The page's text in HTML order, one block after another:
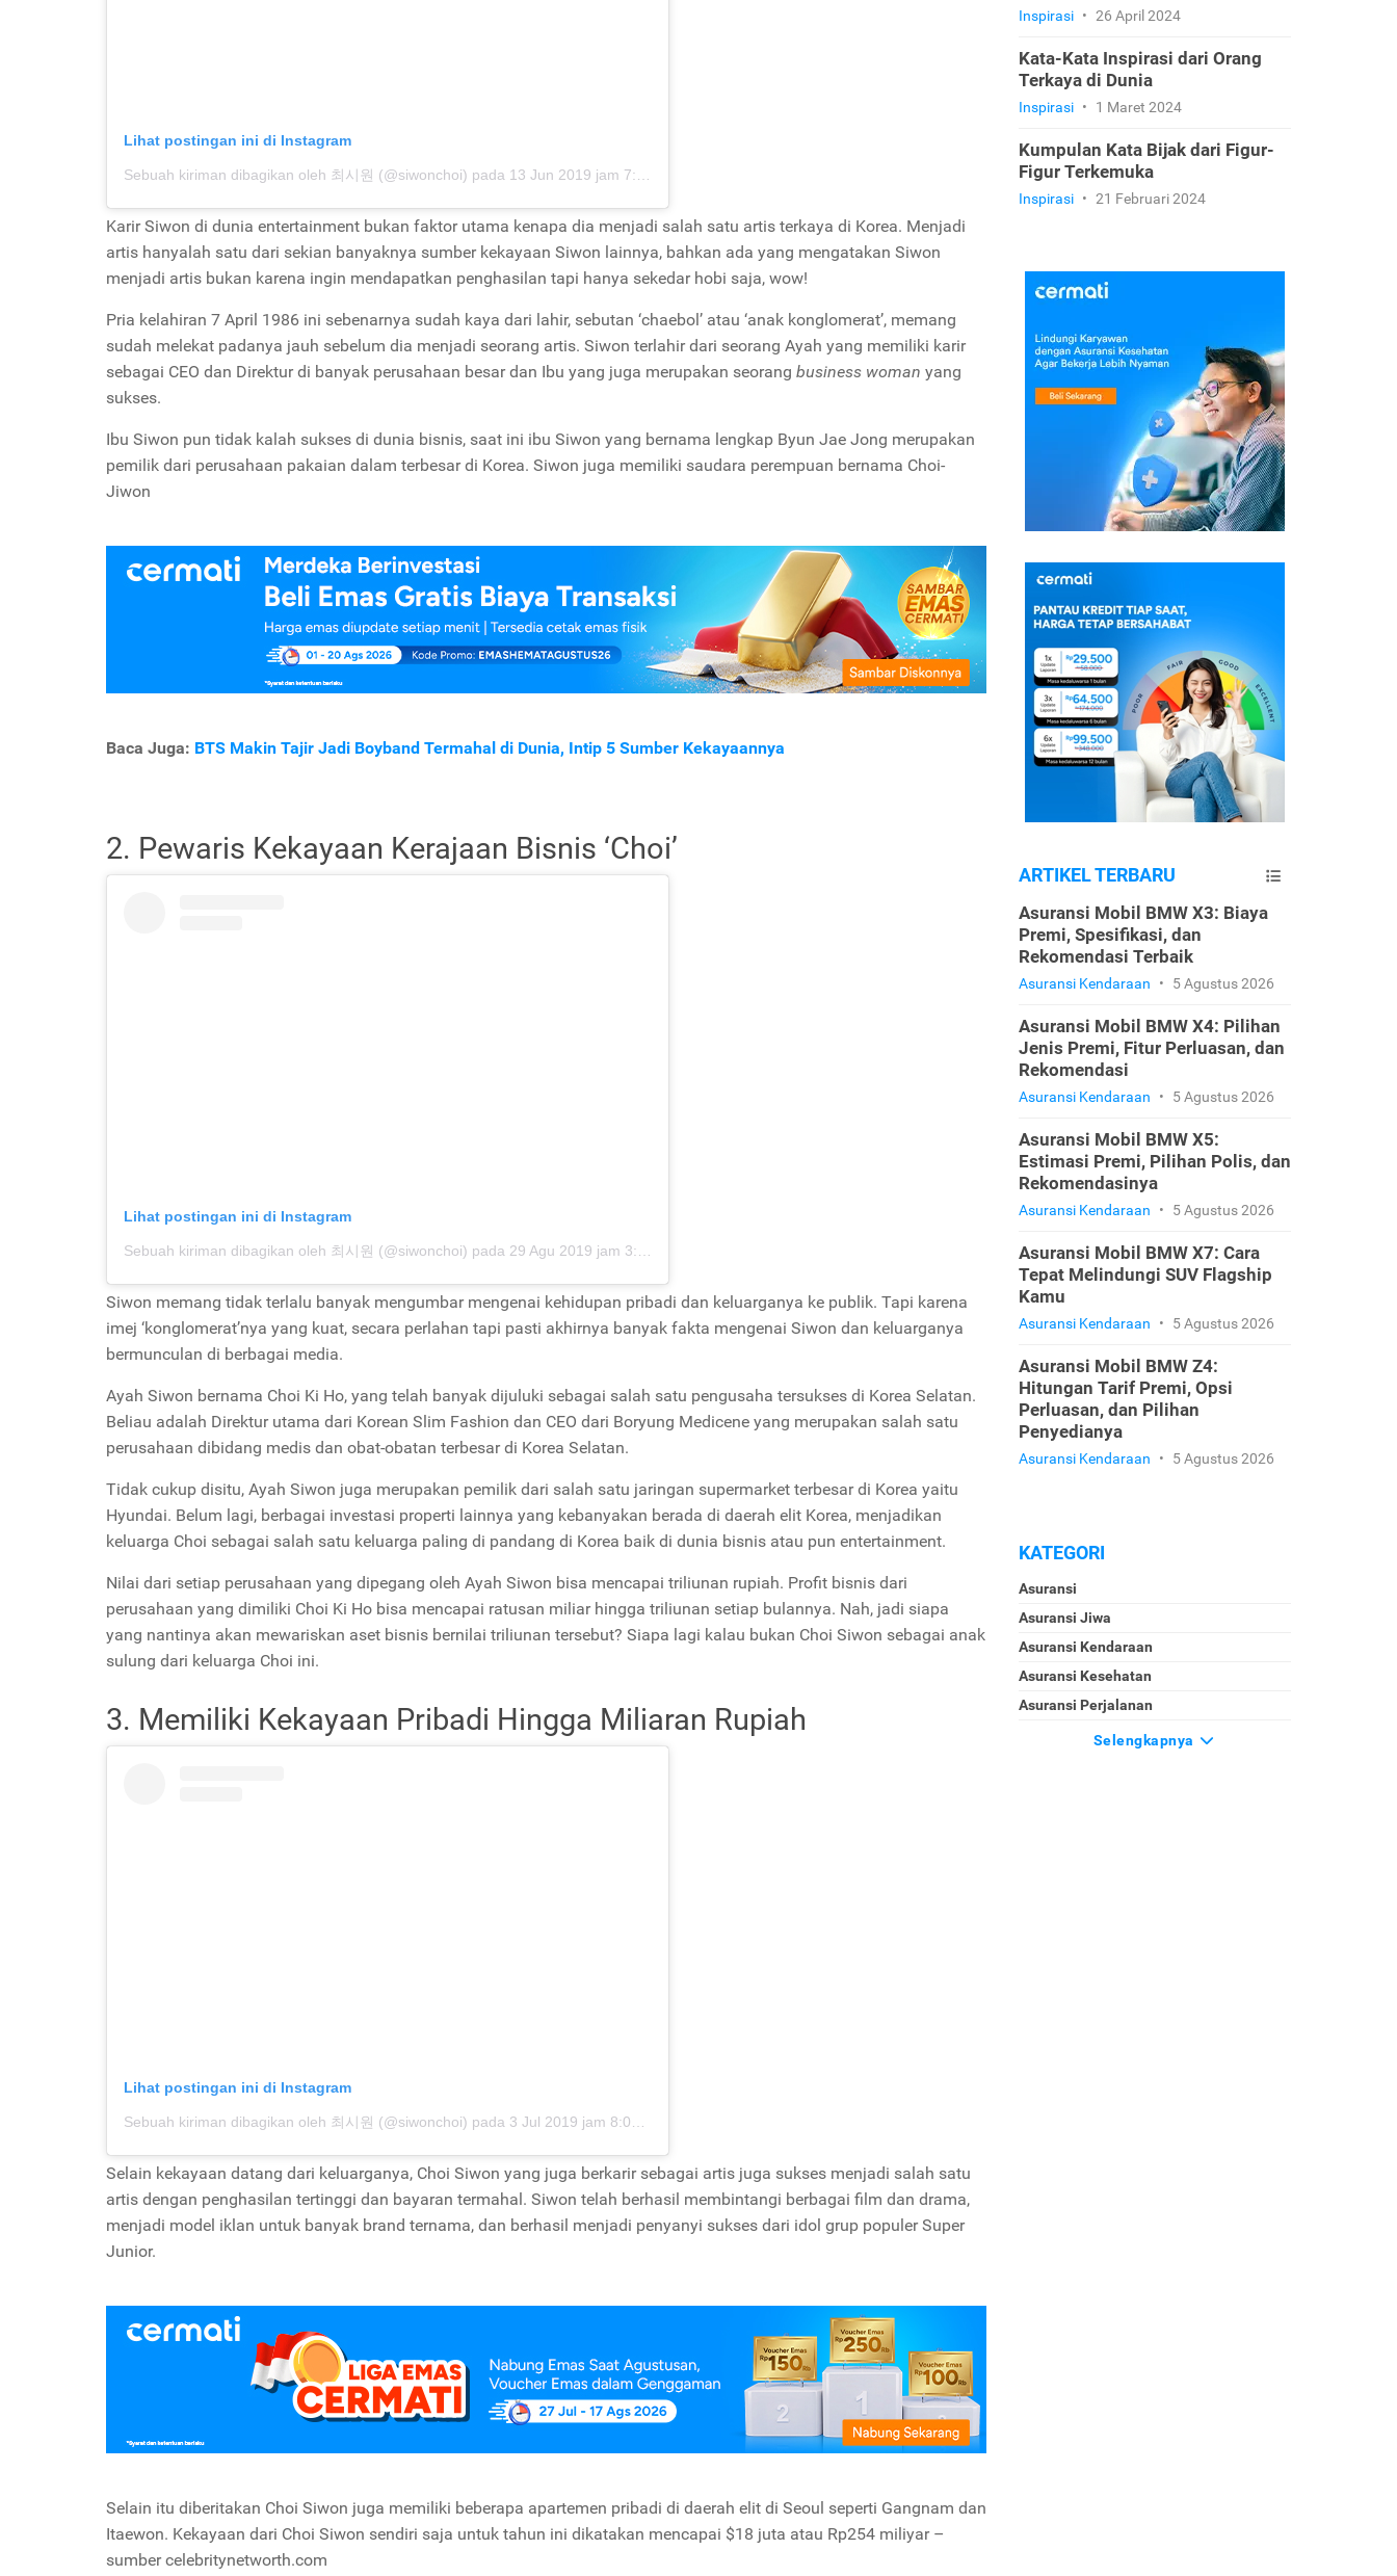
Lihat postingan ini di Instagram
Sebuah kiriman dibagikan oleh 최시원 (@siwonchoi) pada 13 Jun 2019 jam 7:53 PDT
Karir Siwon di dunia entertainment bukan faktor utama kenapa dia menjadi salah satu artis terkaya di Korea. Menjadi
artis hanyalah satu dari sekian banyaknya sumber kekayaan Siwon lainnya, bahkan ada yang mengatakan Siwon
menjadi artis bukan karena ingin mendapatkan penghasilan tapi hanya sekedar hobi saja, wow!
Pria kelahiran 7 April 1986 ini sebenarnya sudah kaya dari lahir, sebutan ‘chaebol’ atau ‘anak konglomerat’, memang
sudah melekat padanya jauh sebelum dia menjadi seorang artis. Siwon terlahir dari seorang Ayah yang memiliki karir
sebagai CEO dan Direktur di banyak perusahaan besar dan Ibu yang juga merupakan seorang business woman yang
sukses.
Ibu Siwon pun tidak kalah sukses di dunia bisnis, saat ini ibu Siwon yang bernama lengkap Byun Jae Jong merupakan
pemilik dari perusahaan pakaian dalam terbesar di Korea. Siwon juga memiliki saudara perempuan bernama Choi-
Jiwon
Baca Juga: BTS Makin Tajir Jadi Boyband Termahal di Dunia, Intip 5 Sumber Kekayaannya
2. Pewaris Kekayaan Kerajaan Bisnis ‘Choi’
Lihat postingan ini di Instagram
Sebuah kiriman dibagikan oleh 최시원 (@siwonchoi) pada 29 Agu 2019 jam 3:42 PDT
Siwon memang tidak terlalu banyak mengumbar mengenai kehidupan pribadi dan keluarganya ke publik. Tapi karena
imej ‘konglomerat’nya yang kuat, secara perlahan tapi pasti akhirnya banyak fakta mengenai Siwon dan keluarganya
bermunculan di berbagai media.
Ayah Siwon bernama Choi Ki Ho, yang telah banyak dijuluki sebagai salah satu pengusaha tersukses di Korea Selatan.
Beliau adalah Direktur utama dari Korean Slim Fashion dan CEO dari Boryung Medicene yang merupakan salah satu
perusahaan dibidang medis dan obat-obatan terbesar di Korea Selatan.
Tidak cukup disitu, Ayah Siwon juga merupakan pemilik dari salah satu jaringan supermarket terbesar di Korea yaitu
Hyundai. Belum lagi, berbagai investasi properti lainnya yang kebanyakan berada di daerah elit Korea, menjadikan
keluarga Choi sebagai salah satu keluarga paling di pandang di Korea baik di dunia bisnis atau pun entertainment.
Nilai dari setiap perusahaan yang dipegang oleh Ayah Siwon bisa mencapai triliunan rupiah. Profit bisnis dari
perusahaan yang dimiliki Choi Ki Ho bisa mencapai ratusan miliar hingga triliunan setiap bulannya. Nah, jadi siapa
yang nantinya akan mewariskan aset bisnis bernilai triliunan tersebut? Siapa lagi kalau bukan Choi Siwon sebagai anak
sulung dari keluarga Choi ini.
3. Memiliki Kekayaan Pribadi Hingga Miliaran Rupiah
Lihat postingan ini di Instagram
Sebuah kiriman dibagikan oleh 최시원 (@siwonchoi) pada 3 Jul 2019 jam 8:08 PDT
Selain kekayaan datang dari keluarganya, Choi Siwon yang juga berkarir sebagai artis juga sukses menjadi salah satu
artis dengan penghasilan tertinggi dan bayaran termahal. Siwon telah berhasil membintangi berbagai film dan drama,
menjadi model iklan untuk banyak brand ternama, dan berhasil menjadi penyanyi sukses dari idol grup populer Super
Junior.
Selain itu diberitakan Choi Siwon juga memiliki beberapa apartemen pribadi di daerah elit di Seoul seperti Gangnam dan
Itaewon. Kekayaan dari Choi Siwon sendiri saja untuk tahun ini dikatakan mencapai $18 juta atau Rp254 miliyar –
sumber celebritynetworth.com
Inspirasi • 26 April 2024
Kata-Kata Inspirasi dari Orang
Terkaya di Dunia
Inspirasi • 1 Maret 2024
Kumpulan Kata Bijak dari Figur-
Figur Terkemuka
Inspirasi • 21 Februari 2024
ARTIKEL TERBARU
Asuransi Mobil BMW X3: Biaya
Premi, Spesifikasi, dan
Rekomendasi Terbaik
Asuransi Kendaraan • 5 Agustus 2026
Asuransi Mobil BMW X4: Pilihan
Jenis Premi, Fitur Perluasan, dan
Rekomendasi
Asuransi Kendaraan • 5 Agustus 2026
Asuransi Mobil BMW X5:
Estimasi Premi, Pilihan Polis, dan
Rekomendasinya
Asuransi Kendaraan • 5 Agustus 2026
Asuransi Mobil BMW X7: Cara
Tepat Melindungi SUV Flagship
Kamu
Asuransi Kendaraan • 5 Agustus 2026
Asuransi Mobil BMW Z4:
Hitungan Tarif Premi, Opsi
Perluasan, dan Pilihan
Penyedianya
Asuransi Kendaraan • 5 Agustus 2026
KATEGORI
Asuransi
Asuransi Jiwa
Asuransi Kendaraan
Asuransi Kesehatan
Asuransi Perjalanan
Selengkapnya